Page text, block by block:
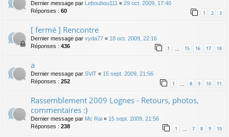
Dernier message par Leboubou111 « 29 oct. 2009, 17:40
Réponses : 60 1 2 3
[ fermé ] Rencontre
Dernier message par vyda77 « 18 oct. 2009, 22:16
Réponses : 436 1 15 16 17 18
a
Dernier message par SViT « 15 sept. 2009, 21:56
Réponses : 252 1 … 8 9 10 11
Rassemblement 2009 Lognes - Retours, photos,
commentaires :)
Dernier message par Mc Rai « 15 sept. 2009, 21:56
Réponses : 238 1 … 7 8 9 10